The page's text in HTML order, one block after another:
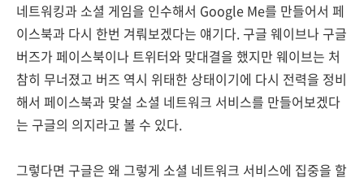
네트워킹과 소셜 게임을 인수해서 Google Me를 만들어서 페
이스북과 다시 한번 겨뤄보겠다는 얘기다. 구글 웨이브나 구글
버즈가 페이스북이나 트위터와 맞대결을 했지만 웨이브는 처
참히 무너졌고 버즈 역시 위태한 상태이기에 다시 전력을 정비
해서 페이스북과 맞설 소셜 네트워크 서비스를 만들어보겠다
는 구글의 의지라고 볼 수 있다.
그렇다면 구글은 왜 그렇게 소셜 네트워크 서비스에 집중을 할